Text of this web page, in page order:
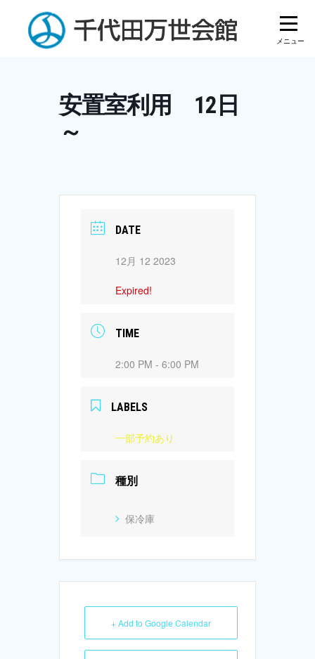
content
安置室利用 12日
～
DATE
12月 12 2023
Expired!
TIME
2:00 PM - 6:00 PM
LABELS
一部予約あり
種別
保冷庫
+ Add to Google Calendar